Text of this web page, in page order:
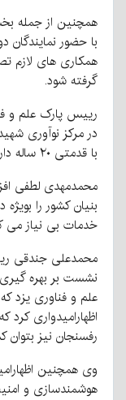
همچنین از جمله
با حضور نمایندگان‌
همکاری های لازم‌
گرفته شود.
رییس پارک علم و
در مرکز نوآوری
با قدمتی ۲۰ ساله دارای ۳۵۰ شرکت فناوری و دانش بنیان‌ است‌.
محمدمهدی لطفی
بنیان کشور را
خدمات بی نیاز می
محمدعلی جندقی
نشست بر بهره
علم و فناوری یزد که
اظهارامیدواری
رفسنجان نیز
وی همچنین
هوشمندسازی و